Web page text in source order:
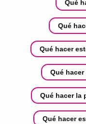
Qué
Qué
Qué hacer
Qué
Qué hacer la
Qué hacer